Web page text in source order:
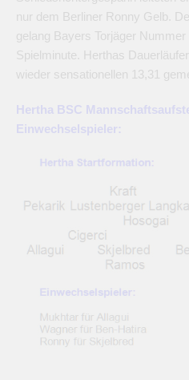
nur dem Berliner Ronny Gelb.
gelang Bayers Torjäger Nummer
Spielminute. Herthas
wieder sensationellen 13,31
Hertha BSC
Einwechselspieler: